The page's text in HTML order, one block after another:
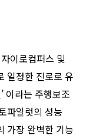
이로컴퍼스 및
일정한 진로로 유
이라는 주행보조
파일럿의 성능
가장 완벽한 기능